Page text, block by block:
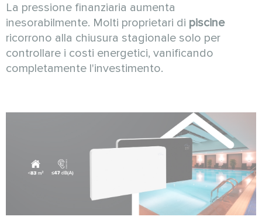
La pressione finanziaria aumenta
inesorabilmente. Molti proprietari di piscine
ricorrono alla chiusura stagionale solo per
controllare i costi energetici, vanificando
completamente l'investimento.